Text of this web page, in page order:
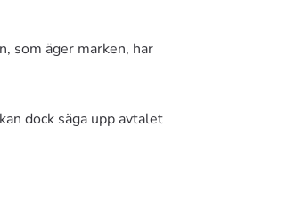
som äger marken, har
dock säga upp avtalet